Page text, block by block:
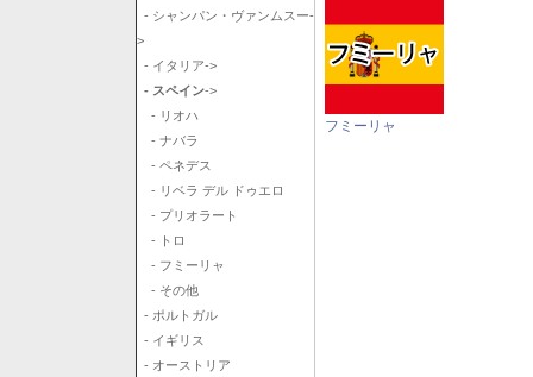
- シャンパン・ヴァンムスー-
>
- イタリア->
- スペイン->
- リオハ
- ナバラ
- ペネデス
- リベラ デル ドゥエロ
- プリオラート
- トロ
- フミーリャ
- その他
- ポルトガル
- イギリス
- オーストリア
フミーリャ